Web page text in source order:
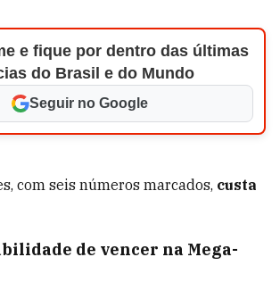
e fique por dentro das últimas
do Brasil e do Mundo
Seguir no Google
com seis números marcados, custa
de vencer na Mega-